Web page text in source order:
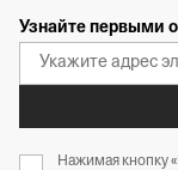
Узнайте первыми
Нажимая кнопку